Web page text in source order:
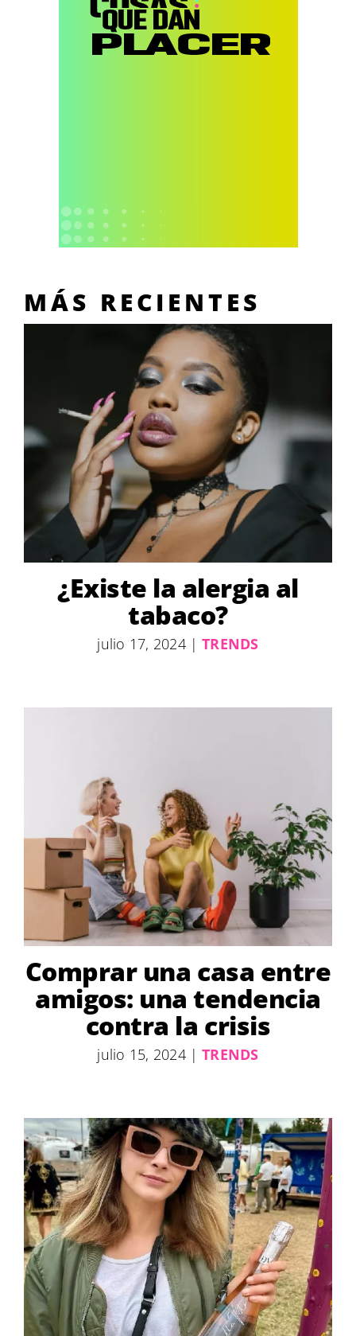
MÁS RECIENTES
¿Existe la alergia al
tabaco?
julio 17, 2024 | TRENDS
Comprar una casa entre
amigos: una tendencia
contra la crisis
julio 15, 2024 | TRENDS